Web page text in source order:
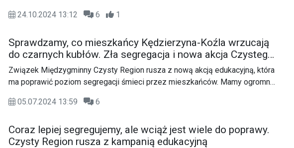
dobrze przyjęta, dlatego jest rozszerzana.
24.10.2024 13:12 6 1
Sprawdzamy, co mieszkańcy Kędzierzyna-Koźla wrzucają
do czarnych kubłów. Zła segregacja i nowa akcja Czystego
Regionu. WIDEO
Związek Międzygminny Czysty Region rusza z nową akcją edukacyjną, która
ma poprawić poziom segregacji śmieci przez mieszkańców. Mamy ogromny
wszystko, co uniemożliwia odzyskanie surowców wtórnych.
05.07.2024 13:59 6
Coraz lepiej segregujemy, ale wciąż jest wiele do poprawy.
Czysty Region rusza z kampanią edukacyjną